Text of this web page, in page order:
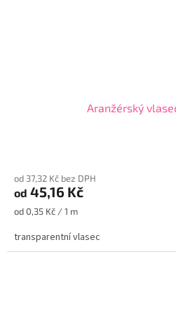
Aranžérský
od 37,32 Kč bez DPH
od 45,16 Kč
Měrná
od 0,35 Kč / 1 m
transparentní vlasec